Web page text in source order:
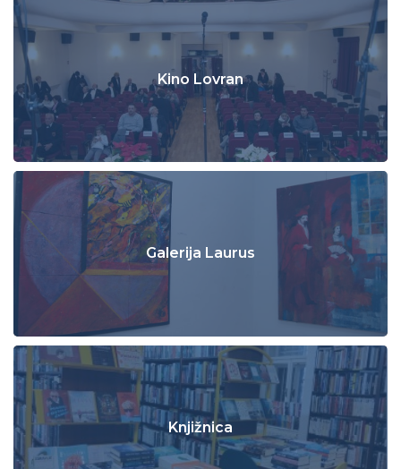
Kino Lovran
Galerija Laurus
Knjižnica